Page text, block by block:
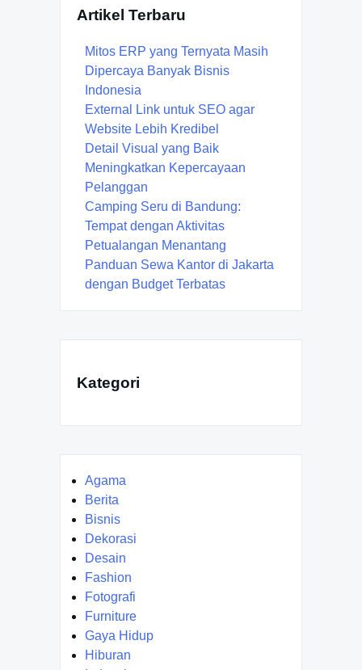
Artikel Terbaru
Mitos ERP yang Ternyata Masih
Dipercaya Banyak Bisnis
Indonesia
External Link untuk SEO agar
Website Lebih Kredibel
Detail Visual yang Baik
Meningkatkan Kepercayaan
Pelanggan
Camping Seru di Bandung:
Tempat dengan Aktivitas
Petualangan Menantang
Panduan Sewa Kantor di Jakarta
dengan Budget Terbatas
Kategori
Agama
Berita
Bisnis
Dekorasi
Desain
Fashion
Fotografi
Furniture
Gaya Hidup
Hiburan